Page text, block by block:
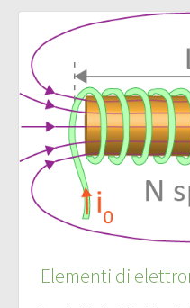
Elementi di